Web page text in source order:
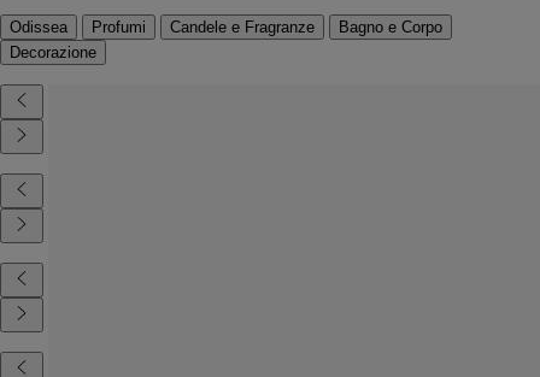
Odissea Profumi Candele e Fragranze
Bagno e Corpo
Decorazione